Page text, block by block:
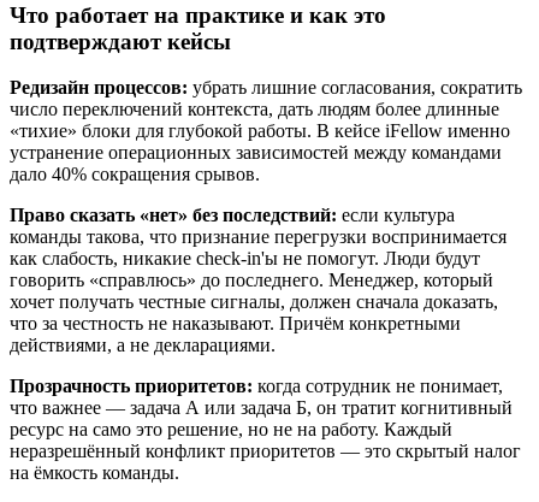
Что работает на практике и как это
подтверждают кейсы
Редизайн процессов: убрать лишние согласования, сократить
число переключений контекста, дать людям более длинные
«тихие» блоки для глубокой работы. В кейсе iFellow именно
устранение операционных зависимостей между командами
дало 40% сокращения срывов.
Право сказать «нет» без последствий: если культура
команды такова, что признание перегрузки воспринимается
как слабость, никакие check-in'ы не помогут. Люди будут
говорить «справлюсь» до последнего. Менеджер, который
хочет получать честные сигналы, должен сначала доказать,
что за честность не наказывают. Причём конкретными
действиями, а не декларациями.
Прозрачность приоритетов: когда сотрудник не понимает,
что важнее — задача А или задача Б, он тратит когнитивный
ресурс на само это решение, но не на работу. Каждый
неразрешённый конфликт приоритетов — это скрытый налог
на ёмкость команды.